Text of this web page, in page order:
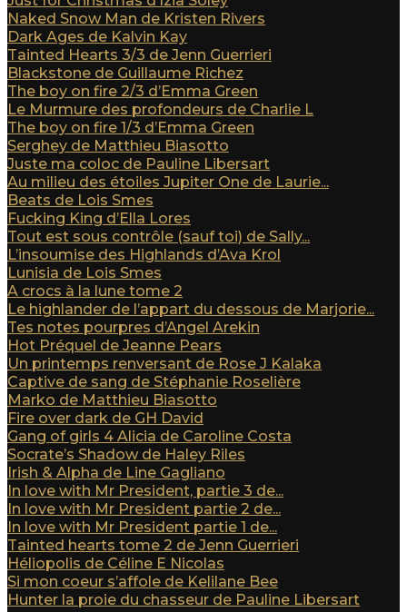
Naked Snow Man de Kristen Rivers
Dark Ages de Kalvin Kay
Tainted Hearts 3/3 de Jenn Guerrieri
Blackstone de Guillaume Richez
The boy on fire 2/3 d’Emma Green
Le Murmure des profondeurs de Charlie L
The boy on fire 1/3 d’Emma Green
Serghey de Matthieu Biasotto
Juste ma coloc de Pauline Libersart
Au milieu des étoiles Jupiter One de Laurie...
Beats de Lois Smes
Fucking King d’Ella Lores
Tout est sous contrôle (sauf toi) de Sally...
L’insoumise des Highlands d’Ava Krol
Lunisia de Lois Smes
A crocs à la lune tome 2
Le highlander de l’appart du dessous de Marjorie...
Tes notes pourpres d’Angel Arekin
Hot Préquel de Jeanne Pears
Un printemps renversant de Rose J Kalaka
Captive de sang de Stéphanie Roselière
Marko de Matthieu Biasotto
Fire over dark de GH David
Gang of girls 4 Alicia de Caroline Costa
Socrate’s Shadow de Haley Riles
Irish & Alpha de Line Gagliano
In love with Mr President, partie 3 de...
In love with Mr President partie 2 de...
In love with Mr President partie 1 de...
Tainted hearts tome 2 de Jenn Guerrieri
Héliopolis de Céline E Nicolas
Si mon coeur s’affole de Kelilane Bee
Hunter la proie du chasseur de Pauline Libersart